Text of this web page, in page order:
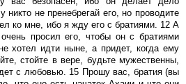
никто не пренебрегай его, но проводите
ко мне, ибо я жду его с братиями. 12 А
просил его, чтобы он с братиями
хотел идти ныне, а придет, когда ему
стойте в вере, будьте мужественны,
с любовью. 15 Прошу вас, братия (вы